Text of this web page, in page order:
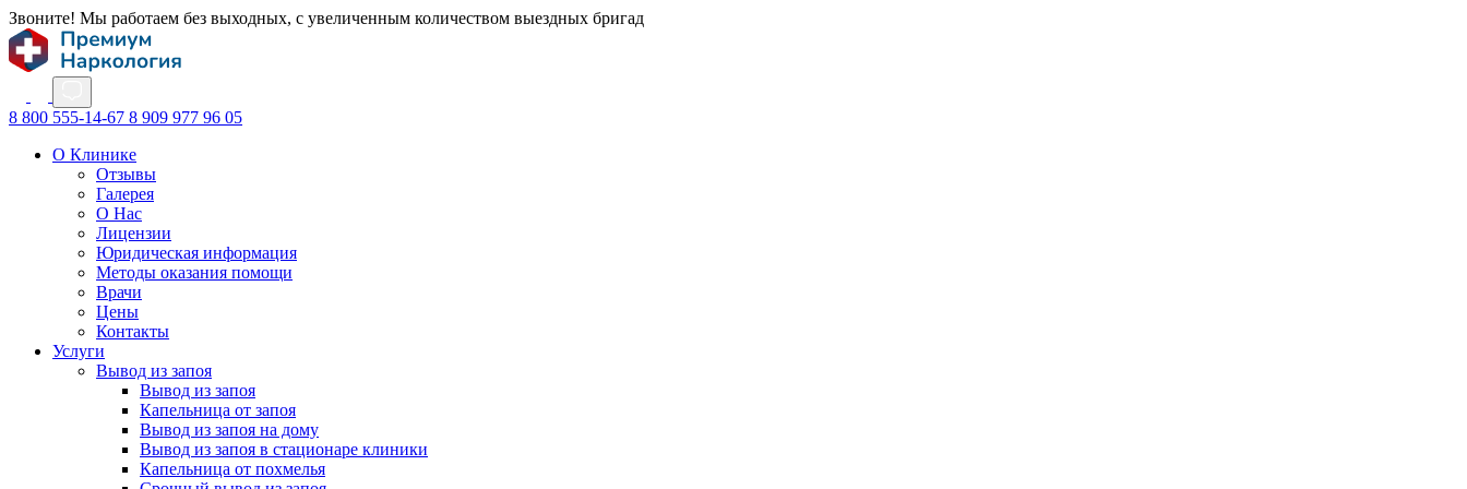
Звоните! Мы работаем без выходных, с увеличенным количеством выездных бригад
8 800 555-14-67 8 909 977 96 05
О Клинике
Отзывы
Галерея
О Нас
Лицензии
Юридическая информация
Методы оказания помощи
Врачи
Цены
Контакты
Услуги
Вывод из запоя
Вывод из запоя
Капельница от запоя
Вывод из запоя на дому
Вывод из запоя в стационаре клиники
Капельница от похмелья